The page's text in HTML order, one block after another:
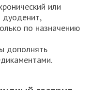
или
дуоденит,
по назначению
дополнять